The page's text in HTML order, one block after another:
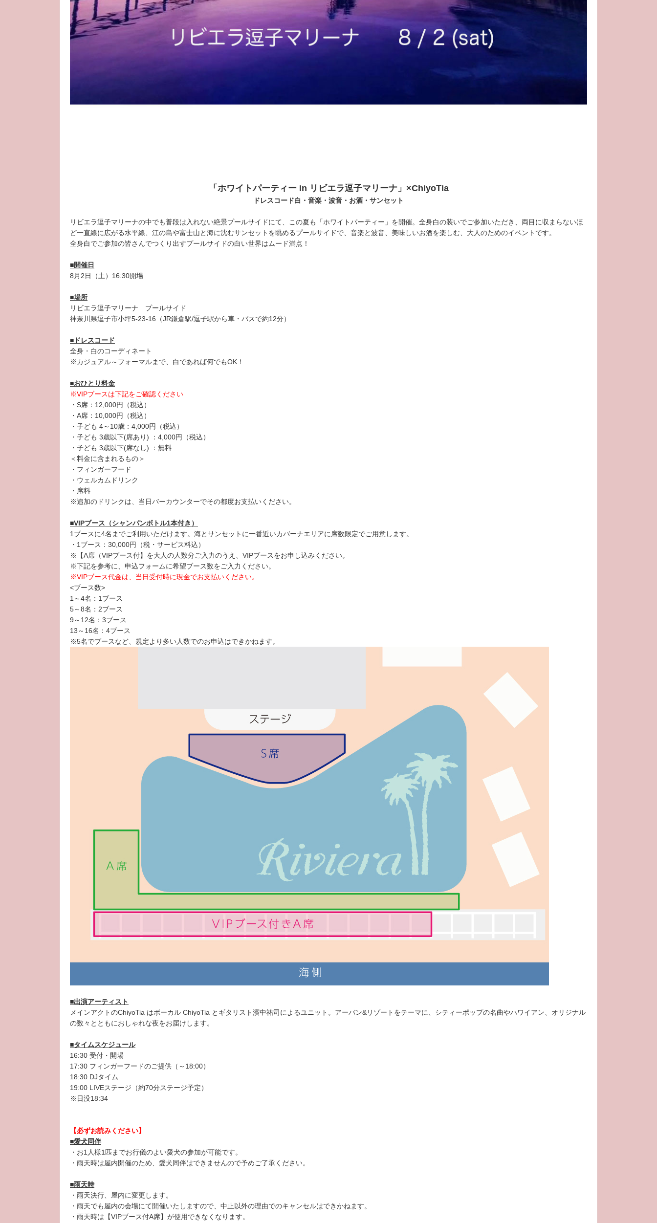
「ホワイトパーティー in リビエラ逗子マリーナ」×ChiyoTia
ドレスコード白・音楽・波音・お酒・サンセット
リビエラ逗⼦マリーナの中でも普段は入れない絶景プールサイドにて、この夏も「ホワイトパーティー」を開催。全身白の装いでご参加いただき、両⽬に収まらないほ
ど⼀直線に広がる⽔平線、江の島や富士山と海に沈むサンセットを眺めるプールサイドで、音楽と波⾳、美味しいお酒を楽しむ、⼤⼈のためのイベントです。
全身白でご参加の皆さんでつくり出すプールサイドの白い世界はムード満点！
■開催日
8月2日（土）16:30開場
■場所
リビエラ逗子マリーナ プールサイド
神奈川県逗子市小坪5-23-16（JR鎌倉駅/逗子駅から車・バスで約12分）
■ドレスコード
全身・白のコーディネート
※カジュアル～フォーマルまで、白であれば何でもOK！
■おひとり料金
※VIPブースは下記をご確認ください
・S席：12,000円（税込）
・A席：10,000円（税込）
・子ども 4～10歳：4,000円（税込）
・子ども 3歳以下(席あり) ：4,000円（税込）
・子ども 3歳以下(席なし) ：無料
＜料金に含まれるもの＞
・フィンガーフード
・ウェルカムドリンク
・席料
※追加のドリンクは、当日バーカウンターでその都度お支払いください。
■VIPブース（シャンパンボトル1本付き）
1ブースに4名までご利用いただけます。海とサンセットに一番近いカバーナエリアに席数限定でご用意します。
・1ブース：30,000円（税・サービス料込）
※【A席（VIPブース付】を大人の人数分ご入力のうえ、VIPブースをお申し込みください。
※下記を参考に、申込フォームに希望ブース数をご入力ください。
※VIPブース代金は、当日受付時に現金でお支払いください。
<ブース数>
1～4名：1ブース
5～8名：2ブース
9～12名：3ブース
13～16名：4ブース
※5名でブースなど、規定より多い人数でのお申込はできかねます。
■出演アーティスト
メインアクトのChiyoTia はボーカル ChiyoTia とギタリスト濱中祐司によるユニット。アーバン&リゾートをテーマに、シティーポップの名曲やハワイアン、オリジナル
の数々とともにおしゃれな夜をお届けします。
■タイムスケジュール
16:30 受付・開場
17:30 フィンガーフードのご提供（～18:00）
18:30 DJタイム
19:00 LIVEステージ（約70分ステージ予定）
※日没18:34
【必ずお読みください】
■愛犬同伴
・お1人様1匹までお行儀のよい愛犬の参加が可能です。
・雨天時は屋内開催のため、愛犬同伴はできませんので予めご了承ください。
■雨天時
・雨天決行、屋内に変更します。
・雨天でも屋内の会場にて開催いたしますので、中止以外の理由でのキャンセルはできかねます。
・雨天時は【VIPブース付A席】が使用できなくなります。